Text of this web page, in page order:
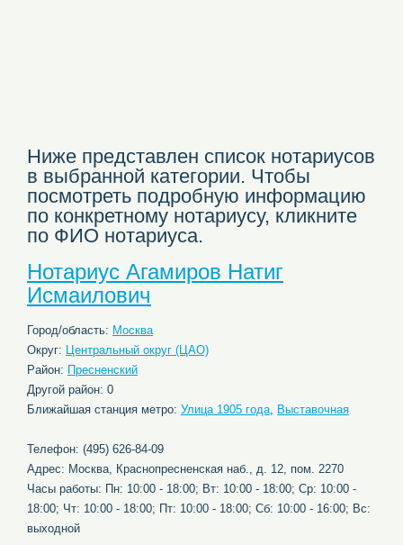
Ниже представлен список нотариусов
в выбранной категории. Чтобы
посмотреть подробную информацию
по конкретному нотариусу, кликните
по ФИО нотариуса.
Нотариус Агамиров Натиг
Исмаилович
Город/область: Москва
Округ: Центральный округ (ЦАО)
Район: Пресненский
Другой район: 0
Ближайшая станция метро: Улица 1905 года, Выставочная
Телефон: (495) 626-84-09
Адрес: Москва, Краснопресненская наб., д. 12, пом. 2270
Часы работы: Пн: 10:00 - 18:00; Вт: 10:00 - 18:00; Ср: 10:00 -
18:00; Чт: 10:00 - 18:00; Пт: 10:00 - 18:00; Сб: 10:00 - 16:00; Вс:
выходной